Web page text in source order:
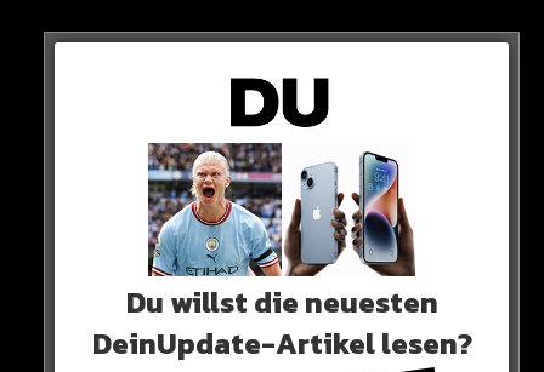
SERO EL MERO
Du willst die neuesten
DeinUpdate-Artikel lesen?